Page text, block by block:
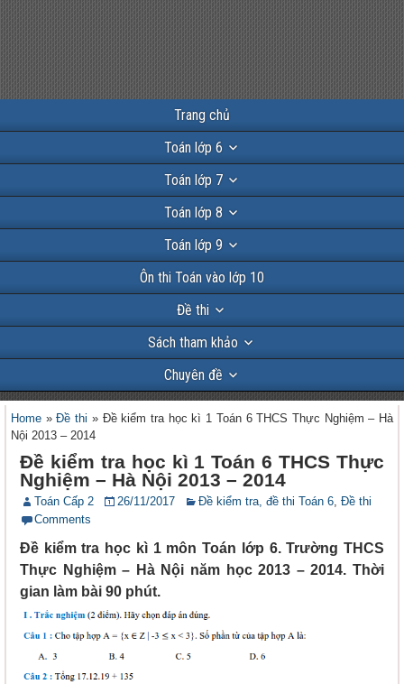
Trang chủ
Toán lớp 6
Toán lớp 7
Toán lớp 8
Toán lớp 9
Ôn thi Toán vào lớp 10
Đề thi
Sách tham khảo
Chuyên đề
Home »Đề thi » Đề kiểm tra học kì 1 Toán 6 THCS Thực Nghiệm – Hà
Nội 2013 – 2014
Đề kiểm tra học kì 1 Toán 6 THCS Thực
Nghiệm – Hà Nội 2013 – 2014
Toán Cấp 2 26/11/2017 Đề kiểm tra, đề thi Toán 6, Đề thi
Comments
Đề kiểm tra học kì 1 môn Toán lớp 6. Trường THCS
Thực Nghiệm – Hà Nội năm học 2013 – 2014. Thời
gian làm bài 90 phút.